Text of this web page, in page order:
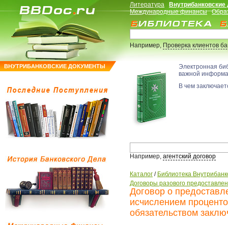
ВНУТРИБАНКОВСКИЕ ДОКУМЕНТЫ
Литература
Международные финансы
Например,Проверка клиентов
Электронная
важной
В чем
Например, агентский договор
Каталог / Библиотека
Договоры разового
Договор о
исчислением
обязательством